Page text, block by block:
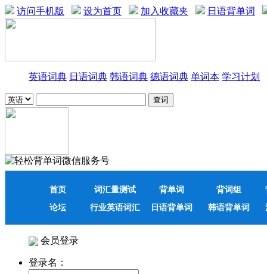
访问手机版 设为首页 加入收藏夹 日语背单词
英语词典 日语词典 韩语词典 德语词典 单词本 学习计划
首页 词汇量测试 背单词 背词组
论坛
行业英语词汇 日语背单词 韩语背单词
会员登录
登录名：